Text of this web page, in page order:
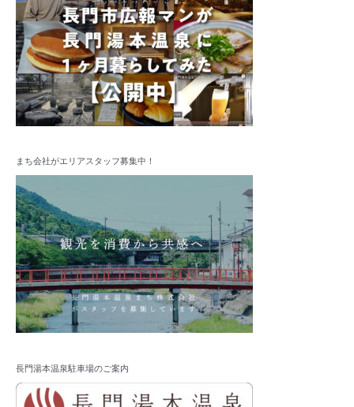
まち会社がエリアスタッフ募集中！
長門湯本温泉駐車場のご案内